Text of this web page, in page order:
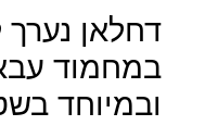
דחלאן
במחמוד
ובמיוחד